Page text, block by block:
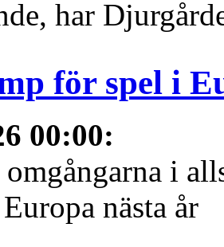
har
för spel i
00:00:
i
nästa år